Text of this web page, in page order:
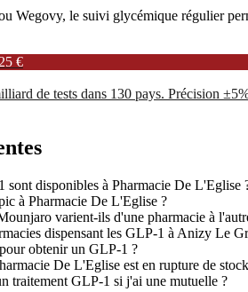
Wegovy, le suivi glycémique régulier
€
de tests dans 130 pays. Précision
sont disponibles à Pharmacie De L'Eglise
à Pharmacie De L'Eglise ?
varient-ils d'une pharmacie à
dispensant les GLP-1 à Anizy Le
obtenir un GLP-1 ?
De L'Eglise est en rupture de
traitement GLP-1 si j'ai une mutuelle ?